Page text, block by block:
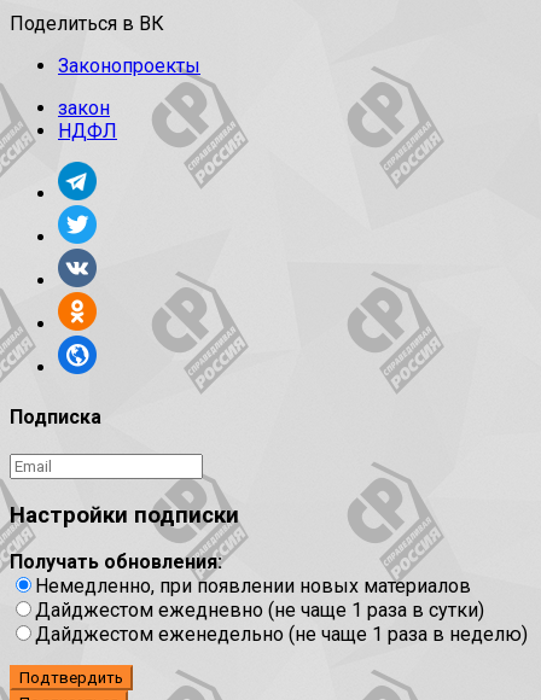
Поделиться в ВК
Законопроекты
закон
НДФЛ
Подписка
Настройки подписки
Получать обновления:
Немедленно, при появлении новых материалов
Дайджестом ежедневно (не чаще 1 раза в сутки)
Дайджестом еженедельно (не чаще 1 раза в неделю)
Подтвердить